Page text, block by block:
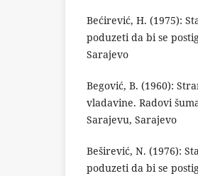
Bećirević, H. (1975):
poduzeti da bi se
Sarajevo
Begović, B. (1960):
vladavine. Radovi
Sarajevu, Sarajevo
Beširević, N. (1976):
poduzeti da bi se